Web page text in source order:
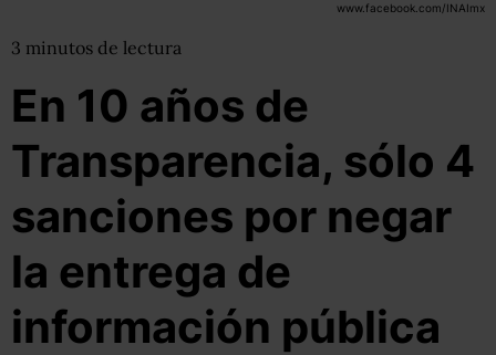
www.facebook.com/INAImx
3 minutos de lectura
En 10 años de
Transparencia, sólo 4
sanciones por negar
la entrega de
información pública